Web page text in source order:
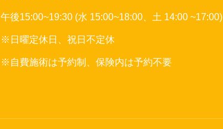
午後15:00~19:30 (水 15:00~18:00、土 14:00 ~17:00)
※日曜定休日、祝日不定休
※自費施術は予約制、保険内は予約不要